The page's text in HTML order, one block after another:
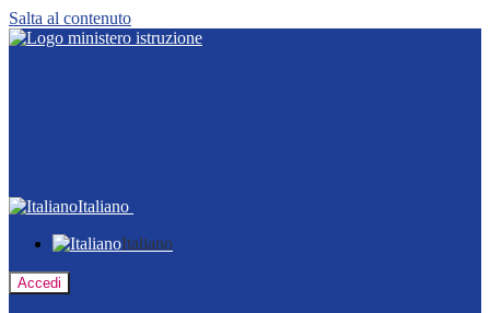
Salta al contenuto
Italiano
Italiano
Accedi